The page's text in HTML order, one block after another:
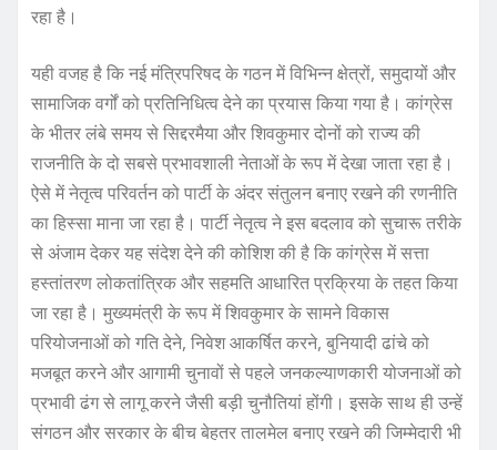
रहा है।
यही वजह है कि नई मंत्रिपरिषद के गठन में विभिन्न क्षेत्रों, समुदायों और
सामाजिक वर्गों को प्रतिनिधित्व देने का प्रयास किया गया है। कांग्रेस
के भीतर लंबे समय से सिद्दरमैया और शिवकुमार दोनों को राज्य की
राजनीति के दो सबसे प्रभावशाली नेताओं के रूप में देखा जाता रहा है।
ऐसे में नेतृत्व परिवर्तन को पार्टी के अंदर संतुलन बनाए रखने की रणनीति
का हिस्सा माना जा रहा है। पार्टी नेतृत्व ने इस बदलाव को सुचारू तरीके
से अंजाम देकर यह संदेश देने की कोशिश की है कि कांग्रेस में सत्ता
हस्तांतरण लोकतांत्रिक और सहमति आधारित प्रक्रिया के तहत किया
जा रहा है। मुख्यमंत्री के रूप में शिवकुमार के सामने विकास
परियोजनाओं को गति देने, निवेश आकर्षित करने, बुनियादी ढांचे को
मजबूत करने और आगामी चुनावों से पहले जनकल्याणकारी योजनाओं को
प्रभावी ढंग से लागू करने जैसी बड़ी चुनौतियां होंगी। इसके साथ ही उन्हें
संगठन और सरकार के बीच बेहतर तालमेल बनाए रखने की जिम्मेदारी भी